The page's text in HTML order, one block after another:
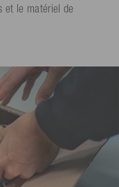
et le matériel de